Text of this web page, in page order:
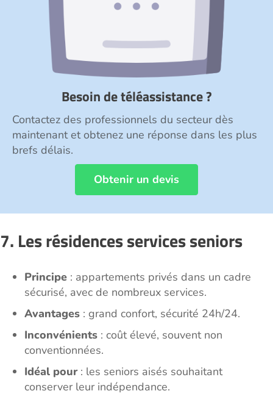
Besoin de téléassistance ?
Contactez des professionnels du secteur dès
maintenant et obtenez une réponse dans les plus
brefs délais.
Obtenir un devis
7. Les résidences services seniors
Principe : appartements privés dans un cadre
sécurisé, avec de nombreux services.
Avantages : grand confort, sécurité 24h/24.
Inconvénients : coût élevé, souvent non
conventionnées.
Idéal pour: les seniors aisés souhaitant
conserver leur indépendance.